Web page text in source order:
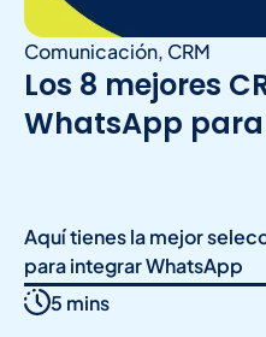
Comunicación, CRM
Los 8 mejores
WhatsApp
Aquí tienes la mejor
para integrar WhatsApp
5 mins